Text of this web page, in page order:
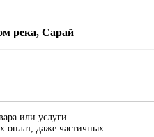
река, Сарай
или услуги.
оплат, даже частичных.